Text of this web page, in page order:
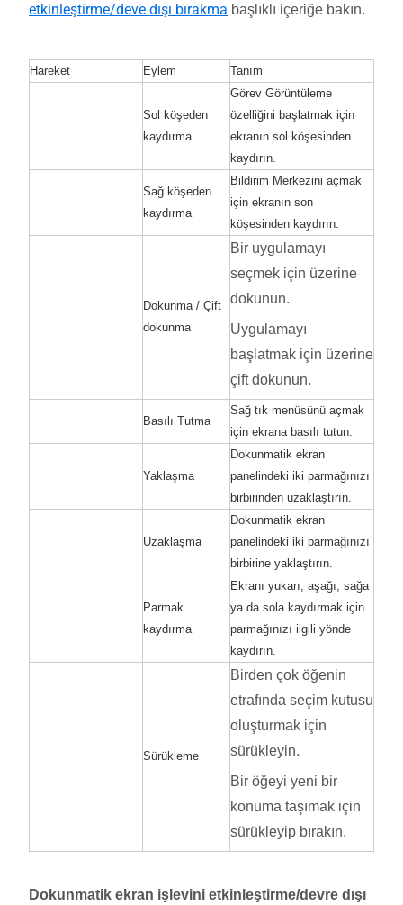
etkinleştirme/deve dışı bırakma başlıklı içeriğe bakın.
Hareket Eylem Tanım
Sol köşeden
kaydırma
Görev Görüntüleme
özelliğini başlatmak için
ekranın sol köşesinden
kaydırın.
Sağ köşeden
kaydırma
Bildirim Merkezini açmak
için ekranın son
köşesinden kaydırın.
Dokunma / Çift
dokunma
Bir uygulamayı
seçmek için üzerine
dokunun.
Uygulamayı
başlatmak için üzerine
çift dokunun.
Basılı Tutma
Sağ tık menüsünü açmak
için ekrana basılı tutun.
Yaklaşma
Dokunmatik ekran
panelindeki iki parmağınızı
birbirinden uzaklaştırın.
Uzaklaşma
Dokunmatik ekran
panelindeki iki parmağınızı
birbirine yaklaştırın.
Parmak
kaydırma
Ekranı yukarı, aşağı, sağa
ya da sola kaydırmak için
parmağınızı ilgili yönde
kaydırın.
Sürükleme
Birden çok öğenin
etrafında seçim kutusu
oluşturmak için
sürükleyin.
Bir öğeyi yeni bir
konuma taşımak için
sürükleyip bırakın.
Dokunmatik ekran işlevini etkinleştirme/devre dışı